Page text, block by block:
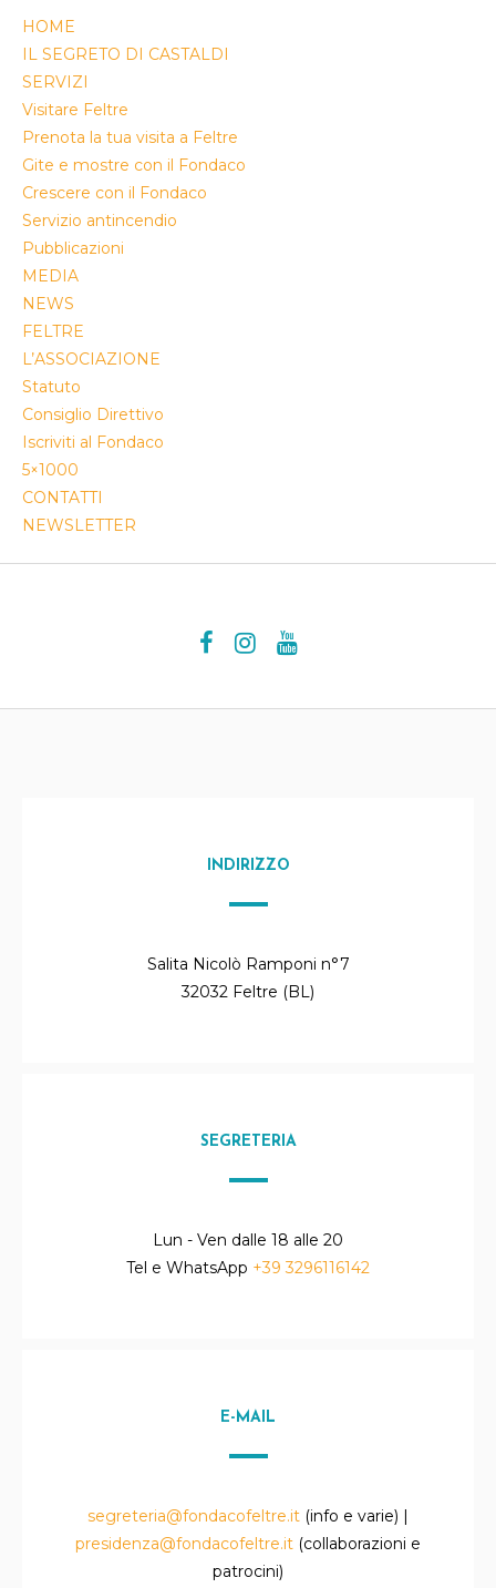
HOME
IL SEGRETO DI CASTALDI
SERVIZI
Visitare Feltre
Prenota la tua visita a Feltre
Gite e mostre con il Fondaco
Crescere con il Fondaco
Servizio antincendio
Pubblicazioni
MEDIA
NEWS
FELTRE
L’ASSOCIAZIONE
Statuto
Consiglio Direttivo
Iscriviti al Fondaco
5×1000
CONTATTI
NEWSLETTER
INDIRIZZO
Salita Nicolò Ramponi n°7
32032 Feltre (BL)
SEGRETERIA
Lun - Ven dalle 18 alle 20
Tel e WhatsApp +39 3296116142
E-MAIL
segreteria@fondacofeltre.it (info e varie) |
presidenza@fondacofeltre.it (collaborazioni e
patrocini)